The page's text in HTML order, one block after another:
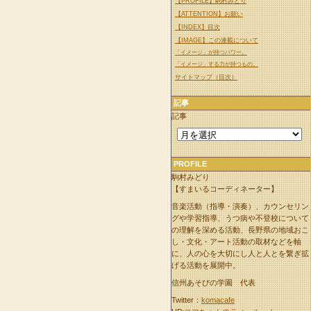
【ATTENTION】お願い
【INDEX】目次
【IMAGE】この連載について
「イメージ」が持つパワー。
「イメージ」する力が持つもの。
サイトマップ（目次）
記事
記事
PROFILE
駒村みどり
【すまいるコーディネーター】
音楽活動（指導・演奏）、カウンセリン
グや学習指導、うつ病や不登校について
の理解を深める活動、長野県の地域おこ
し・文化・アート活動の取材などを軸
に、人の心を大切にし人と人とを繋ぎ拡
げる活動を展開中。
信州あそびの学園 代表
Twitter：komacafe